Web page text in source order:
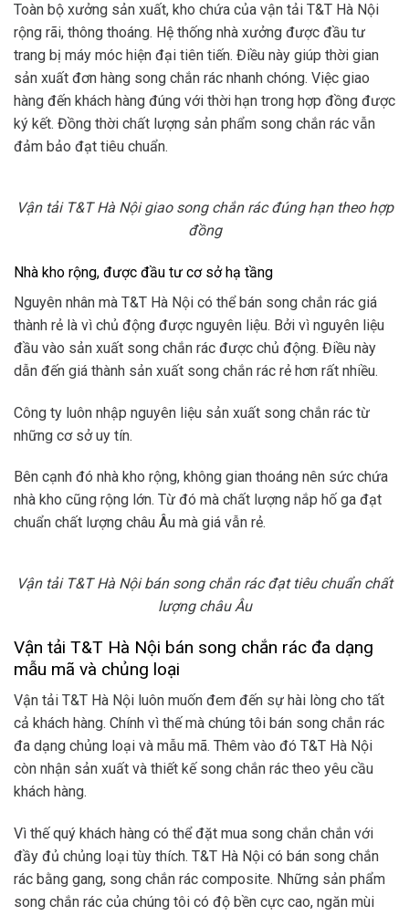
Toàn bộ xưởng sản xuất, kho chứa của vận tải T&T Hà Nội
rộng rãi, thông thoáng. Hệ thống nhà xưởng được đầu tư
trang bị máy móc hiện đại tiên tiến. Điều này giúp thời gian
sản xuất đơn hàng song chắn rác nhanh chóng. Việc giao
hàng đến khách hàng đúng với thời hạn trong hợp đồng được
ký kết. Đồng thời chất lượng sản phẩm song chắn rác vẫn
đảm bảo đạt tiêu chuẩn.
Vận tải T&T Hà Nội giao song chắn rác đúng hạn theo hợp
đồng
Nhà kho rộng, được đầu tư cơ sở hạ tầng
Nguyên nhân mà T&T Hà Nội có thể bán song chắn rác giá
thành rẻ là vì chủ động được nguyên liệu. Bởi vì nguyên liệu
đầu vào sản xuất song chắn rác được chủ động. Điều này
dẫn đến giá thành sản xuất song chắn rác rẻ hơn rất nhiều.
Công ty luôn nhập nguyên liệu sản xuất song chắn rác từ
những cơ sở uy tín.
Bên cạnh đó nhà kho rộng, không gian thoáng nên sức chứa
nhà kho cũng rộng lớn. Từ đó mà chất lượng nắp hố ga đạt
chuẩn chất lượng châu Âu mà giá vẫn rẻ.
Vận tải T&T Hà Nội bán song chắn rác đạt tiêu chuẩn chất
lượng châu Âu
Vận tải T&T Hà Nội bán song chắn rác đa dạng
mẫu mã và chủng loại
Vận tải T&T Hà Nội luôn muốn đem đến sự hài lòng cho tất
cả khách hàng. Chính vì thế mà chúng tôi bán song chắn rác
đa dạng chủng loại và mẫu mã. Thêm vào đó T&T Hà Nội
còn nhận sản xuất và thiết kế song chắn rác theo yêu cầu
khách hàng.
Vì thế quý khách hàng có thể đặt mua song chắn chắn với
đầy đủ chủng loại tùy thích. T&T Hà Nội có bán song chắn
rác bằng gang, song chắn rác composite. Những sản phẩm
song chắn rác của chúng tôi có độ bền cực cao, ngăn mùi